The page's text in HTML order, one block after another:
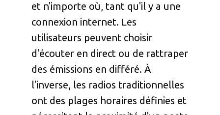
et n'importe où, tant qu'il y a une
connexion internet. Les
utilisateurs peuvent choisir
d'écouter en direct ou de rattraper
des émissions en différé. À
l'inverse, les radios traditionnelles
ont des plages horaires définies et